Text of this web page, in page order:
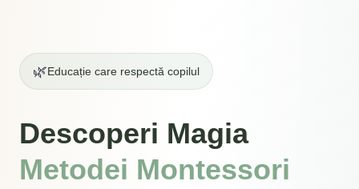
🌿Educație care respectă copilul
Descoperi Magia
Metodei Montessori